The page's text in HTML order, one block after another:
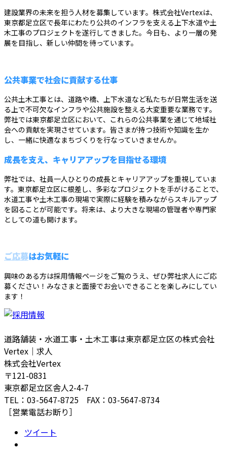
建設業界の未来を担う人材を募集しています。株式会社Vertexは、
東京都足立区で長年にわたり公共のインフラを支える上下水道や土
木工事のプロジェクトを遂行してきました。今日も、より一層の発
展を目指し、新しい仲間を待っています。
公共事業で社会に貢献する仕事
公共土木工事とは、道路や橋、上下水道など私たちが日常生活を送
る上で不可欠なインフラや公共施設を整える大変重要な業務です。
弊社では東京都足立区において、これらの公共事業を通じて地域社
会への貢献を実現させています。皆さまが持つ技術や知識を生か
し、一緒に快適なまちづくりを行なっていきませんか。
成長を支え、キャリアアップを目指せる環境
弊社では、社員一人ひとりの成長とキャリアアップを重視していま
す。東京都足立区に根差し、多彩なプロジェクトを手がけることで、
水道工事や土木工事の現場で実際に経験を積みながらスキルアップ
を図ることが可能です。将来は、より大きな現場の管理者や専門家
としての道も開けます。
ご応募はお気軽に
興味のある方は採用情報ページをご覧のうえ、ぜひ弊社求人にご応
募ください！みなさまと面接でお会いできることを楽しみにしてい
ます！
道路舗装・水道工事・土木工事は東京都足立区の株式会社
Vertex｜求人
株式会社Vertex
〒121-0831
東京都足立区舎人2-4-7
TEL：03-5647-8725 FAX：03-5647-8734
［営業電話お断り］
ツイート